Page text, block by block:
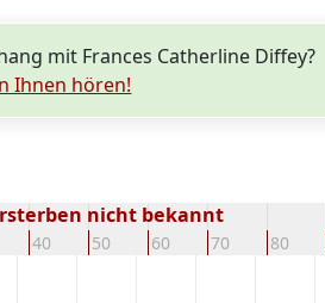
mit Frances Catherline Diffey?
Ihnen hören!
40 50 60 70 80
nicht bekannt